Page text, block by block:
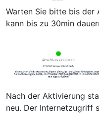
Warten Sie bitte bis der
kann bis zu 30min
Nach der Aktivierung
neu. Der Internetzugriff